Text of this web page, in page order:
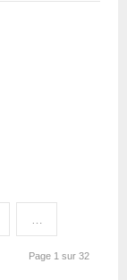
…
Page 1 sur 32